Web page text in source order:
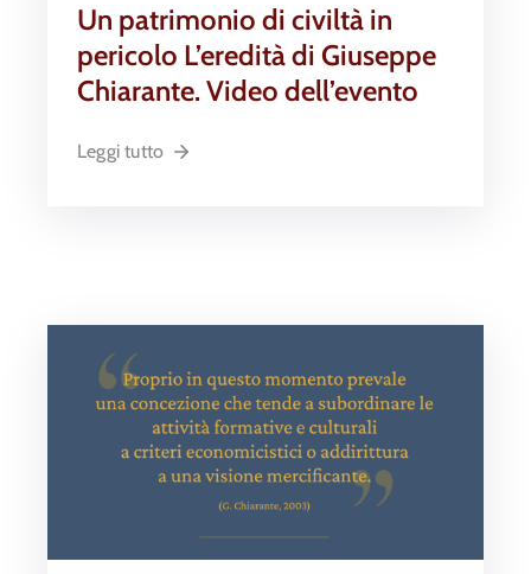
Un patrimonio di civiltà in
pericolo L’eredità di Giuseppe
Chiarante. Video dell’evento
Leggi tutto